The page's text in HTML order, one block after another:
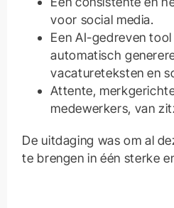
voor social media.
Een AI-gedreven
automatisch
vacatureteksten en
Attente,
medewerkers, van
De uitdaging was om al
te brengen in één sterke